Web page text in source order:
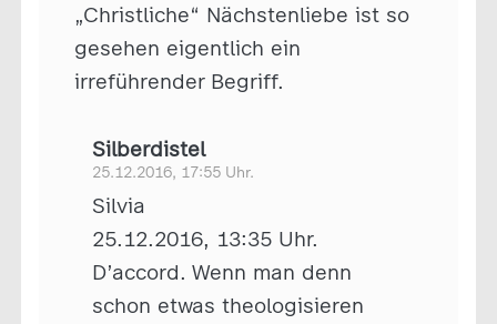
„Christliche“ Nächstenliebe ist so
gesehen eigentlich ein
irreführender Begriff.
Silberdistel
25.12.2016, 17:55 Uhr.
Silvia
25.12.2016, 13:35 Uhr.
D’accord. Wenn man denn
schon etwas theologisieren